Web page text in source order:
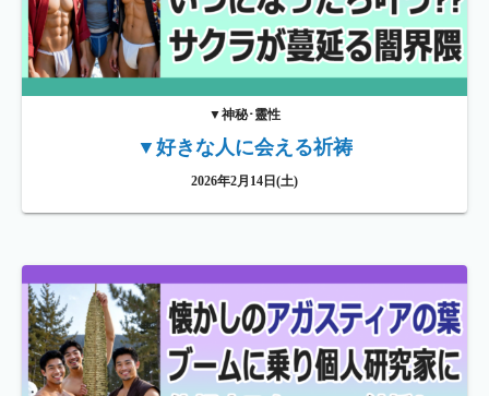
▼神秘･靈性
▼好きな人に会える祈祷
2026年2月14日(土)